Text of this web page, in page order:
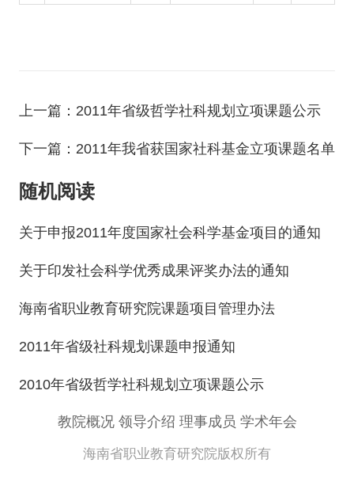
上一篇：2011年省级哲学社科规划立项课题公示
下一篇：2011年我省获国家社科基金立项课题名单
随机阅读
关于申报2011年度国家社会科学基金项目的通知
关于印发社会科学优秀成果评奖办法的通知
海南省职业教育研究院课题项目管理办法
2011年省级社科规划课题申报通知
2010年省级哲学社科规划立项课题公示
教院概况 领导介绍 理事成员 学术年会
海南省职业教育研究院版权所有